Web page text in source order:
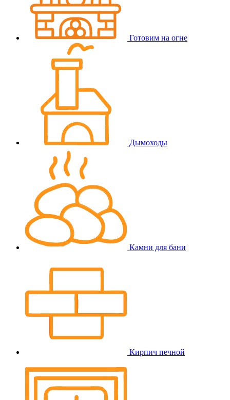
Готовим на огне
Дымоходы
Камни для бани
Кирпич печной